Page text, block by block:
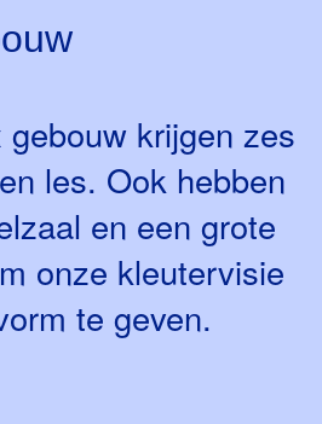
krijgen zes
les. Ook hebben
en een grote
onze kleutervisie
te geven.